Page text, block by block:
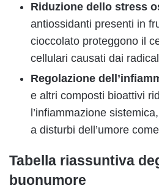
Riduzione dello stress
antiossidanti presenti in
cioccolato proteggono il
cellulari causati dai
Regolazione
e altri composti bioattivi
l’infiammazione
a disturbi dell’umore
Tabella riassuntiva
buonumore